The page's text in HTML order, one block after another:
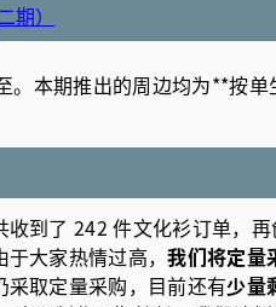
）
。本期推出的周边均为**按
到了 242 件文化衫订单，
于大家热情过高，我们将定量
采取定量采购，目前还有少量